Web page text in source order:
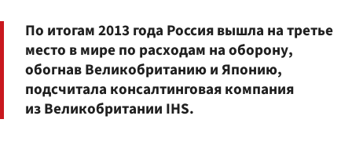
По итогам 2013 года Россия вышла на третье
место в мире по расходам на оборону,
обогнав Великобританию и Японию,
подсчитала консалтинговая компания
из Великобритании IHS.